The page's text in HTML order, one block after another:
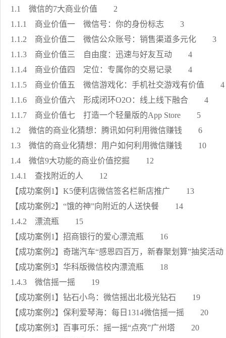
1.1 微信的7大商业价值 2
1.1.1 商业价值一 微信号：你的身份标志 3
1.1.2 商业价值二 微信公众账号：销售渠道多元化 3
1.1.3 商业价值三 自由度：迅速与好友互动 4
1.1.4 商业价值四 定位：专属你的交易记录 4
1.1.5 商业价值五 微信游戏化：手机社交游戏有价值 4
1.1.6 商业价值六 形成闭环O2O：线上线下融合 4
1.1.7 商业价值七 打造一个轻量版的App Store 5
1.2 微信的商业化猜想：腾讯如何利用微信赚钱 6
1.3 微信的商业化猜想：用户如何利用微信赚钱 10
1.4 微信9大功能的商业价值挖掘 12
1.4.1 查找附近的人 12
【成功案例1】K5便利店微信签名栏新店推广 13
【成功案例2】“饿的神”向附近的人送快餐 14
1.4.2 漂流瓶 15
【成功案例1】招商银行的爱心漂流瓶 16
【成功案例2】奇瑞汽车“感恩四百万，新春聚划算”抽奖
【成功案例3】华科版微信校内漂流瓶 18
1.4.3 微信摇一摇 19
【成功案例1】钻石小鸟：微信摇出北极光钻石 19
【成功案例2】保利爱琴海：每日1314微信摇一摇 20
【成功案例3】百事可乐：摇一摇“点亮”广州塔 20